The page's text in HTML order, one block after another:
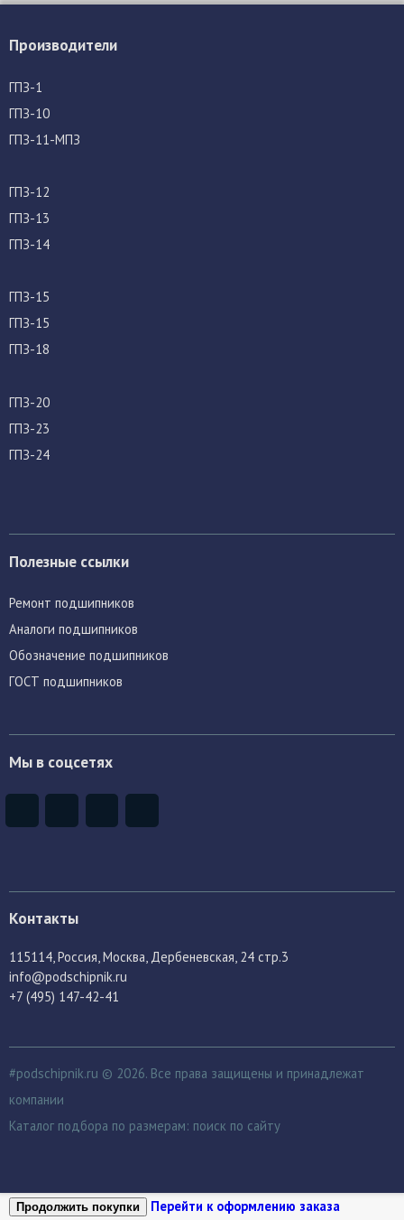
Производители
ГПЗ-1
ГПЗ-10
ГПЗ-11-МПЗ
ГПЗ-12
ГПЗ-13
ГПЗ-14
ГПЗ-15
ГПЗ-15
ГПЗ-18
ГПЗ-20
ГПЗ-23
ГПЗ-24
Полезные ссылки
Ремонт подшипников
Аналоги подшипников
Обозначение подшипников
ГОСТ подшипников
Мы в соцсетях
Контакты
115114 , Россия, Москва, Дербеневская, 24 стр.3
info@podschipnik.ru
+7 (495) 147-42-41
#podschipnik.ru © 2026. Все права защищены и принадлежат
компании
Каталог подбора по размерам: поиск по сайту
Продолжить покупки Перейти к оформлению заказа